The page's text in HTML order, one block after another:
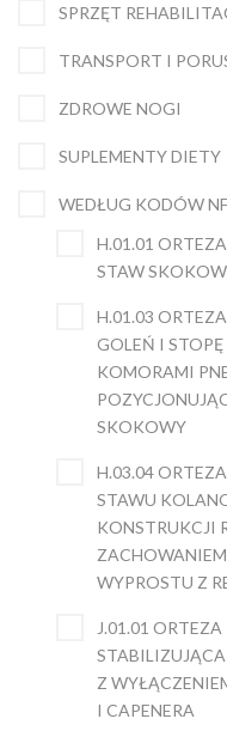
SPRZĘT
TRANSPORT I
ZDROWE NOGI
SUPLEMENTY DIETY
WEDŁUG KODÓW
H.01.01
STAW
H.01.03
GOLEŃ I
KOMORAMI
SKOKOWY
H.03.04
STAWU
KONSTRUKCJI
WYPROSTU Z
J.01.01 ORTEZA
Z
I CAPENERA